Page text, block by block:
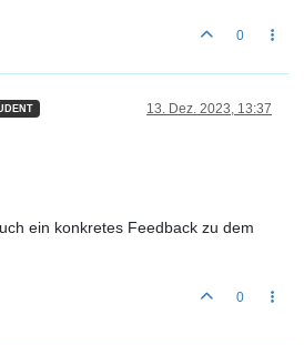
0
13. Dez. 2023, 13:37
ein konkretes Feedback zu dem
0